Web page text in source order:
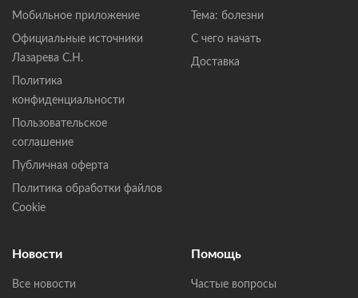
Мобильное приложение
Официальные источники
Лазарева С.Н.
Политика
конфиденциальности
Пользовательское
соглашение
Публичная оферта
Политика обработки файлов
Cookie
Тема: болезни
С чего начать
Доставка
Новости
Все новости
Помощь
Частые вопросы